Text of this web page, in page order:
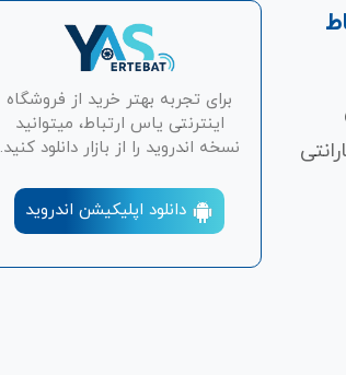
برای تجربه بهتر خرید از فروشگاه
اینترنتی یاس ارتباط، میتوانید
نسخه اندروید را از بازار دانلود کنید.
دانلود اپلیکیشن اندروید